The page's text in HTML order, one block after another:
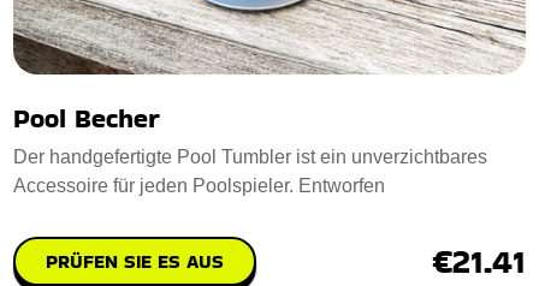
Pool Becher
Der handgefertigte Pool Tumbler ist ein unverzichtbares
Accessoire für jeden Poolspieler. Entworfen
PRÜFEN SIE ES AUS €21.41